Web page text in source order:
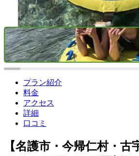
プラン紹介
料金
アクセス
詳細
口コミ
【名護市・今帰仁村・古